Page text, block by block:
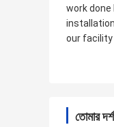
work done
our facility
তোমার